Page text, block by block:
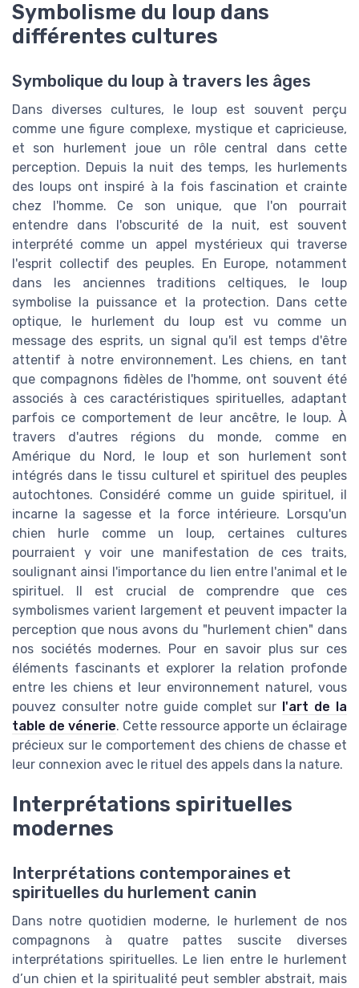
Symbolisme du loup dans
différentes cultures
Symbolique du loup à travers les âges
Dans diverses cultures, le loup est souvent perçu
comme une figure complexe, mystique et capricieuse,
et son hurlement joue un rôle central dans cette
perception. Depuis la nuit des temps, les hurlements
des loups ont inspiré à la fois fascination et crainte
chez l'homme. Ce son unique, que l'on pourrait
entendre dans l'obscurité de la nuit, est souvent
interprété comme un appel mystérieux qui traverse
l'esprit collectif des peuples. En Europe, notamment
dans les anciennes traditions celtiques, le loup
symbolise la puissance et la protection. Dans cette
optique, le hurlement du loup est vu comme un
message des esprits, un signal qu'il est temps d'être
attentif à notre environnement. Les chiens, en tant
que compagnons fidèles de l'homme, ont souvent été
associés à ces caractéristiques spirituelles, adaptant
parfois ce comportement de leur ancêtre, le loup. À
travers d'autres régions du monde, comme en
Amérique du Nord, le loup et son hurlement sont
intégrés dans le tissu culturel et spirituel des peuples
autochtones. Considéré comme un guide spirituel, il
incarne la sagesse et la force intérieure. Lorsqu'un
chien hurle comme un loup, certaines cultures
pourraient y voir une manifestation de ces traits,
soulignant ainsi l'importance du lien entre l'animal et le
spirituel. Il est crucial de comprendre que ces
symbolismes varient largement et peuvent impacter la
perception que nous avons du "hurlement chien" dans
nos sociétés modernes. Pour en savoir plus sur ces
éléments fascinants et explorer la relation profonde
entre les chiens et leur environnement naturel, vous
pouvez consulter notre guide complet sur l'art de la
table de vénerie. Cette ressource apporte un éclairage
précieux sur le comportement des chiens de chasse et
leur connexion avec le rituel des appels dans la nature.
Interprétations spirituelles
modernes
Interprétations contemporaines et
spirituelles du hurlement canin
Dans notre quotidien moderne, le hurlement de nos
compagnons à quatre pattes suscite diverses
interprétations spirituelles. Le lien entre le hurlement
d’un chien et la spiritualité peut sembler abstrait, mais